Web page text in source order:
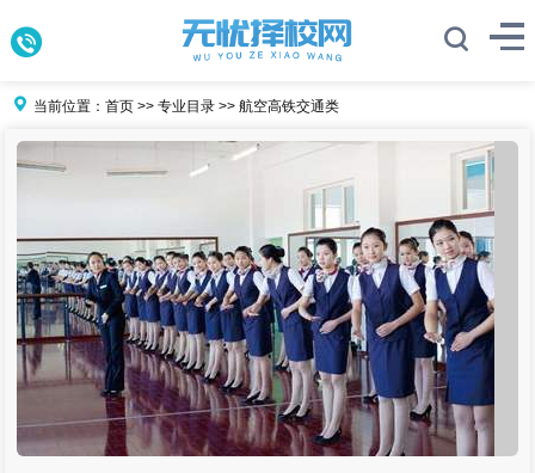
当前位置：首页 >>专业目录 >>航空高铁交通类